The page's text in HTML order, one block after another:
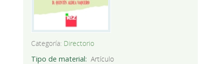
Categoría: Directorio
Tipo de material
Artículo